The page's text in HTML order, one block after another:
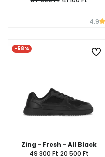
4.9
-58%
Zing - Fresh - All Black
49 300 Ft 20 500 Ft